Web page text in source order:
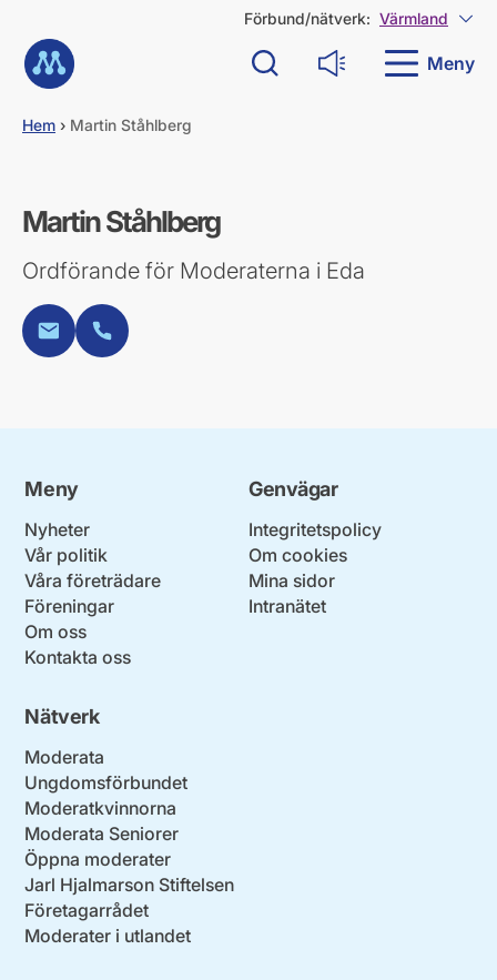
Förbund/nätverk: Värmland
Sök Läs upp Meny
Hem › Martin Ståhlberg
Martin Ståhlberg
Ordförande för Moderaterna i Eda
E-post Telefon
Meny
Nyheter
Vår politik
Våra företrädare
Föreningar
Om oss
Kontakta oss
Genvägar
Integritetspolicy
Om cookies
Mina sidor
Intranätet
Nätverk
Moderata
Ungdomsförbundet
Moderatkvinnorna
Moderata Seniorer
Öppna moderater
Jarl Hjalmarson Stiftelsen
Företagarrådet
Moderater i utlandet